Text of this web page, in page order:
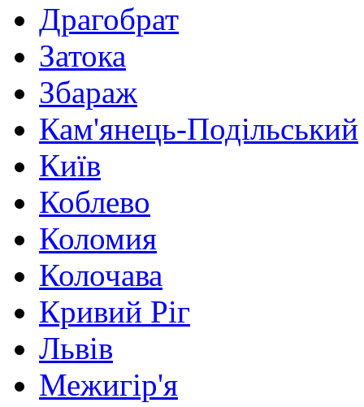
Драгобрат
Затока
Збараж
Кам'янець-Подільський
Київ
Коблево
Коломия
Колочава
Кривий Ріг
Львів
Межигір'я